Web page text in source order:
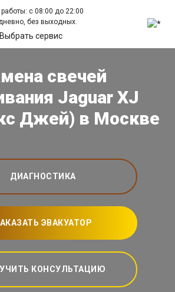
с 08:00 до 22:00
без выходных.
Выбрать сервис
свечей
Jaguar XJ
Джей) в Москве
ДИАГНОСТИКА
ЭВАКУАТОР
КОНСУЛЬТАЦИЮ